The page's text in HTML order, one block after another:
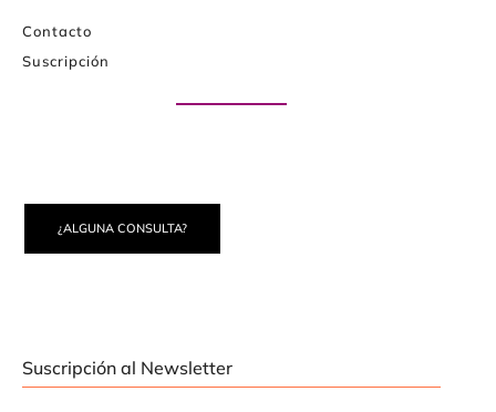
Contacto
Suscripción
¿ALGUNA CONSULTA?
Suscripción al Newsletter